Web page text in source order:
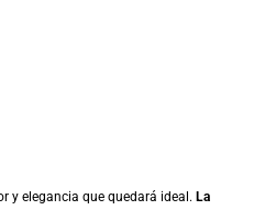
y elegancia que quedará ideal. La